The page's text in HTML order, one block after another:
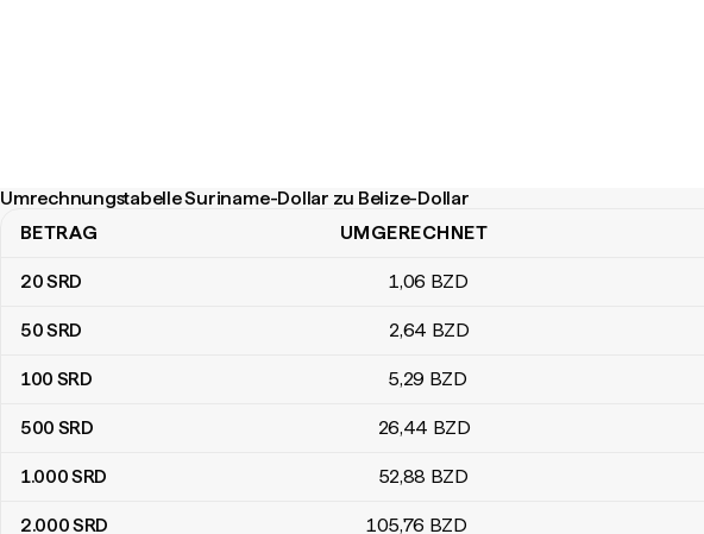
Umrechnungstabelle Suriname-Dollar zu Belize-Dollar
Umrechnungstabelle Suriname-Dollar zu Belize-Dollar
BETRAG UMGERECHNET
20SRD 1,06 BZD
50SRD 2,64 BZD
100 SRD 5,29 BZD
500 SRD 26,44 BZD
1.000SRD 52,88 BZD
2.000SRD 105,76 BZD